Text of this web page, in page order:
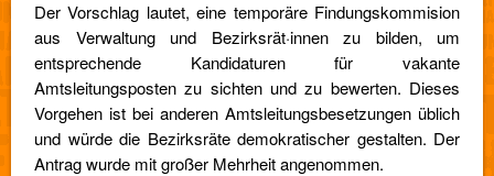
Der Vorschlag lautet, eine temporäre Findungskommision
aus Verwaltung und Bezirksrät·innen zu bilden, um
entsprechende Kandidaturen für vakante
Amtsleitungsposten zu sichten und zu bewerten. Dieses
Vorgehen ist bei anderen Amtsleitungsbesetzungen üblich
und würde die Bezirksräte demokratischer gestalten. Der
Antrag wurde mit großer Mehrheit angenommen.